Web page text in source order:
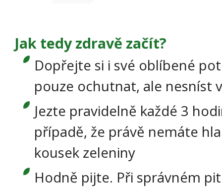
Jak tedy zdravě začít?
Dopřejte si i své oblíbené
pouze ochutnat, ale nesníst
Jezte pravidelně každé 3
případě, že právě nemáte
kousek zeleniny
Hodně pijte. Při správném